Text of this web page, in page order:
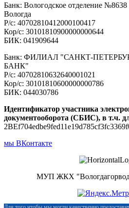
Банк: Вологодское отделение
Вологда
Р/с: 40702810412000100417
Кор/с: 30101810900000000644
БИК: 041909644
Банк: ФИЛИАЛ "САНКТ-
БАНК"
Р/с: 40702810632640001021
Кор/с: 30101810600000000786
БИК: 044030786
Идентификатор участника
документооборота (СБИС), в т.ч.
мы ВКонтакте
МУП ЖКХ